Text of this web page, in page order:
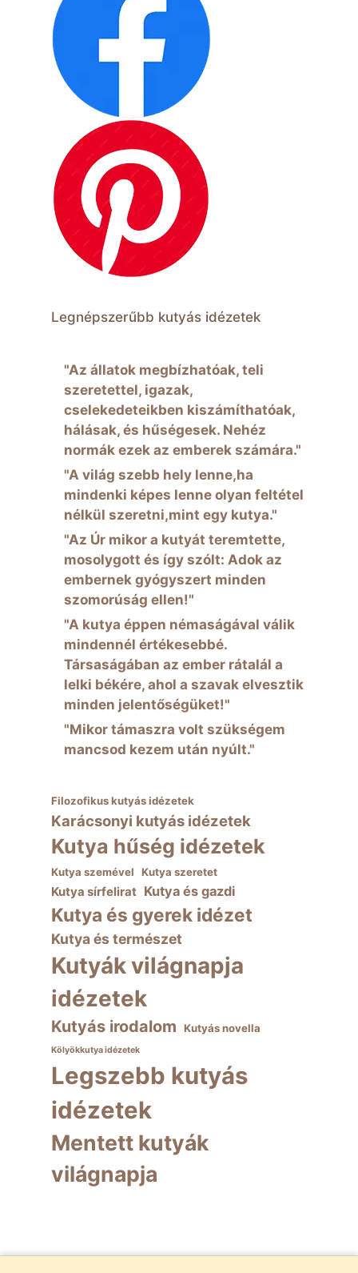
Legnépszerűbb kutyás idézetek
"Az állatok megbízhatóak, teli
szeretettel, igazak,
cselekedeteikben kiszámíthatóak,
hálásak, és hűségesek. Nehéz
normák ezek az emberek számára."
"A világ szebb hely lenne,ha
mindenki képes lenne olyan feltétel
nélkül szeretni,mint egy kutya."
"Az Úr mikor a kutyát teremtette,
mosolygott és így szólt: Adok az
embernek gyógyszert minden
szomorúság ellen!"
"A kutya éppen némaságával válik
mindennél értékesebbé.
Társaságában az ember rátalál a
lelki békére, ahol a szavak elvesztik
minden jelentőségüket!"
"Mikor támaszra volt szükségem
mancsod kezem után nyúlt."
Filozofikus kutyás idézetek
Karácsonyi kutyás idézetek
Kutya hűség idézetek
Kutya szemével Kutya szeretet
Kutya sírfelirat Kutya és gazdi
Kutya és gyerek idézet
Kutya és természet
Kutyák világnapja
idézetek
Kutyás irodalom Kutyás novella
Kölyökkutya idézetek
Legszebb kutyás
idézetek
Mentett kutyák
világnapja